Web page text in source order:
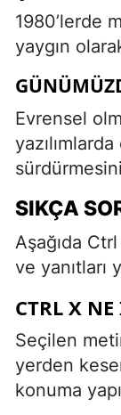
1980’lerde
yaygın
Evrensel
yazılımlarda
SIKÇA
Aşağıda
ve yanıtları
CTRL X NE
Seçilen
yerden
konuma